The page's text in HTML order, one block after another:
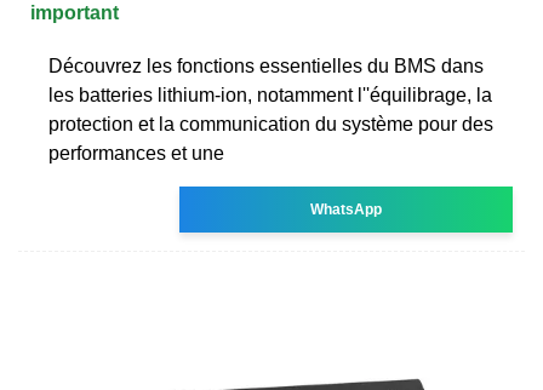
important
Découvrez les fonctions essentielles du BMS dans
les batteries lithium-ion, notamment l''équilibrage, la
protection et la communication du système pour des
performances et une
WhatsApp